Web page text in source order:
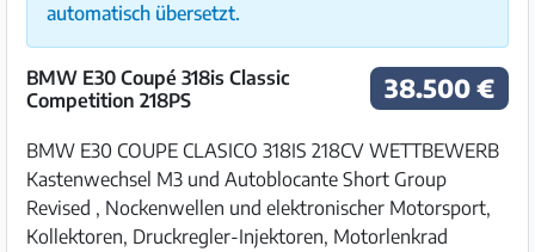
automatisch übersetzt.
38.500 €
BMW E30 Coupé 318is Classic
Competition 218PS
BMW E30 COUPE CLASICO 318IS 218CV WETTBEWERB
Kastenwechsel M3 und Autoblocante Short Group
Revised , Nockenwellen und elektronischer Motorsport,
Kollektoren, Druckregler-Injektoren, Motorlenkrad